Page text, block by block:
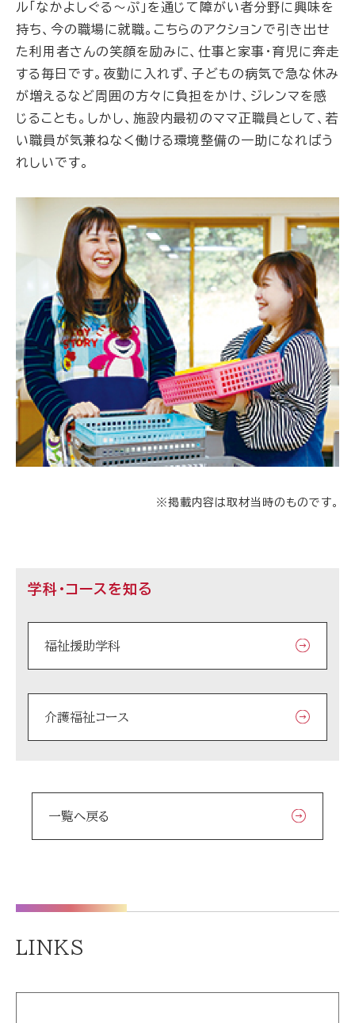
ル「なかよしぐる～ぷ」を通じて障がい者分野に興味を
持ち、今の職場に就職。こちらのアクションで引き出せ
た利用者さんの笑顔を励みに、仕事と家事・育児に奔走
する毎日です。夜勤に入れず、子どもの病気で急な休み
が増えるなど周囲の方々に負担をかけ、ジレンマを感
じることも。しかし、施設内最初のママ正職員として、若
い職員が気兼ねなく働ける環境整備の一助になればう
れしいです。
※掲載内容は取材当時のものです。
学科・コースを知る
福祉援助学科
介護福祉コース
一覧へ戻る
LINKS